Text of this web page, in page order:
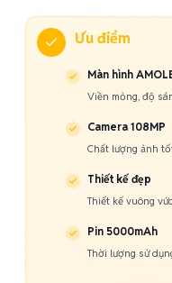
Ưu điểm
Màn hình
Viền mỏng, độ
Camera 108MP
Chất lượng ảnh
Thiết kế đẹp
Thiết kế vuông
Pin 5000mAh
Thời lượng sử